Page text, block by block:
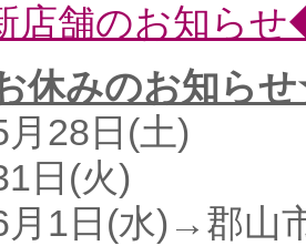
店舗のお知ら
休みのお知ら
月28日(土)
日(火)
月1日(水)→郡山